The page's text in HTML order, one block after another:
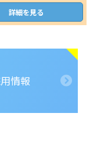
詳細を見る
情報